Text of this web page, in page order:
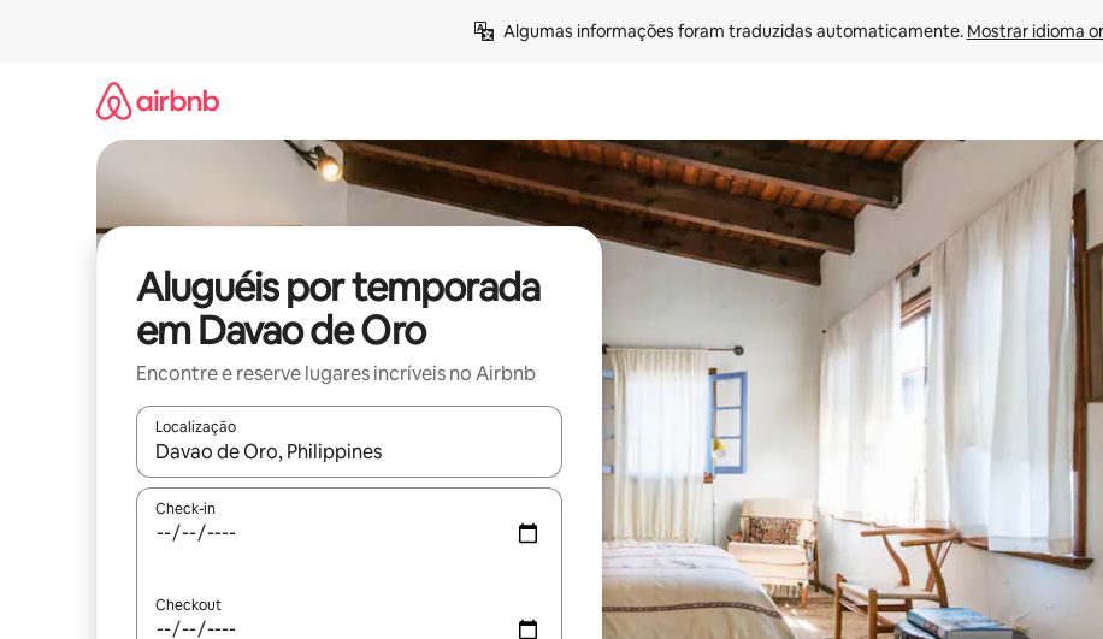
Algumas informações foram traduzidas automaticamente. Mostrar idioma
Aluguéis por temporada
em Davao de Oro
Encontre e reserve lugares incríveis no Airbnb
Localização
Quando os resultados estiverem disponíveis, explore-os usando as seta para cima e para baixo do teclado ou tocando e
Check-in
Checkout